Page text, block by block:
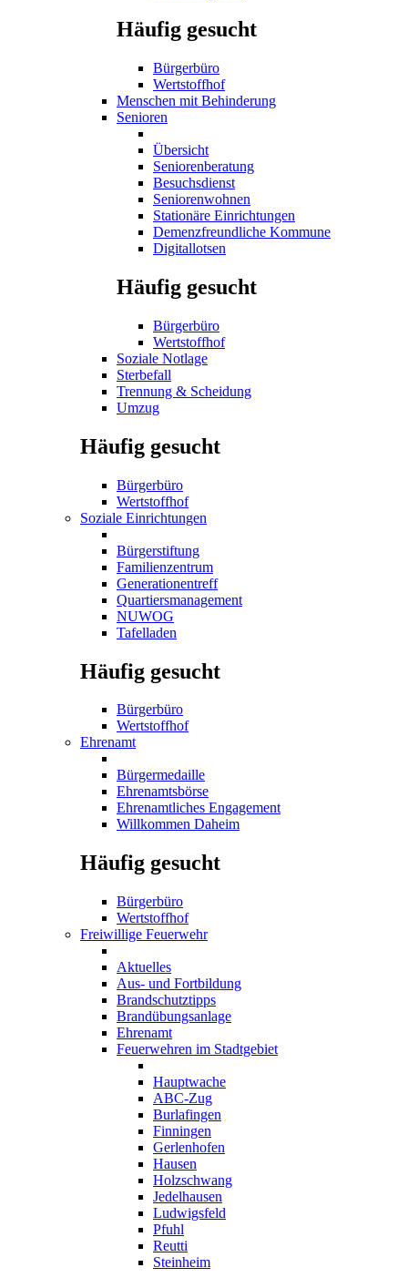
Häufig gesucht
Bürgerbüro
Wertstoffhof
Menschen mit Behinderung
Senioren
Übersicht
Seniorenberatung
Besuchsdienst
Seniorenwohnen
Stationäre Einrichtungen
Demenzfreundliche Kommune
Digitallotsen
Häufig gesucht
Bürgerbüro
Wertstoffhof
Soziale Notlage
Sterbefall
Trennung & Scheidung
Umzug
Häufig gesucht
Bürgerbüro
Wertstoffhof
Soziale Einrichtungen
Bürgerstiftung
Familienzentrum
Generationentreff
Quartiersmanagement
NUWOG
Tafelladen
Häufig gesucht
Bürgerbüro
Wertstoffhof
Ehrenamt
Bürgermedaille
Ehrenamtsbörse
Ehrenamtliches Engagement
Willkommen Daheim
Häufig gesucht
Bürgerbüro
Wertstoffhof
Freiwillige Feuerwehr
Aktuelles
Aus- und Fortbildung
Brandschutztipps
Brandübungsanlage
Ehrenamt
Feuerwehren im Stadtgebiet
Hauptwache
ABC-Zug
Burlafingen
Finningen
Gerlenhofen
Hausen
Holzschwang
Jedelhausen
Ludwigsfeld
Pfuhl
Reutti
Steinheim